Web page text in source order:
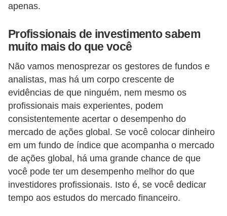
apenas.
Profissionais de investimento sabem
muito mais do que você
Não vamos menosprezar os gestores de fundos e
analistas, mas há um corpo crescente de
evidências de que ninguém, nem mesmo os
profissionais mais experientes, podem
consistentemente acertar o desempenho do
mercado de ações global. Se você colocar dinheiro
em um fundo de índice que acompanha o mercado
de ações global, há uma grande chance de que
você pode ter um desempenho melhor do que
investidores profissionais. Isto é, se você dedicar
tempo aos estudos do mercado financeiro.
a
e
n
t
o
I
m
p
o
s
t
o